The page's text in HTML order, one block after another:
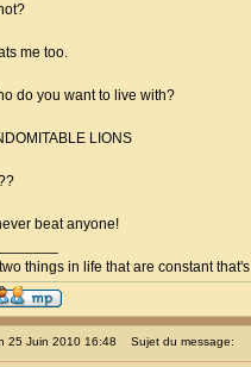
me too.
do you want to live with?
LIONS
beat anyone!
things in life that are constant
25 Juin 2010 16:48 Sujet du message: